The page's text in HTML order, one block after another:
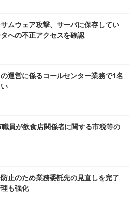
ムウェア攻撃、サーバに保存してい
への不正アクセスを確認
の運営に係るコールセンター業務で1名
員が飲食店関係者に関する市税等の
止のため業務委託先の見直しを完了
も強化